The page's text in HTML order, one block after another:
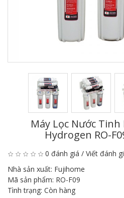
Máy Lọc Nước
Hydrogen RO-
0 đánh giá / Viết đánh
Nhà sản xuất: Fujihome
Mã sản phẩm: RO-F09
Tình trạng: Còn hàng